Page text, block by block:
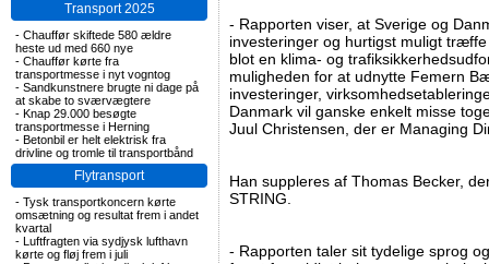
Transport 2025
- Chauffør skiftede 580 ældre
heste ud med 660 nye
- Chauffør kørte fra
transportmesse i nyt vogntog
- Sandkunstnere brugte ni dage på
at skabe to sværvægtere
- Knap 29.000 besøgte
transportmesse i Herning
- Betonbil er helt elektrisk fra
drivline og tromle til transportbånd
Flytransport
- Tysk transportkoncern kørte
omsætning og resultat frem i andet
kvartal
- Luftfragten via sydjysk lufthavn
kørte og fløj frem i juli
- Rapporten viser, at Sverige og
investeringer og hurtigst muligt
blot en klima- og
muligheden for at udnytte Femern
investeringer,
Danmark vil ganske enkelt misse
Juul Christensen, der er Managing
Han suppleres af Thomas Becker,
STRING.
- Rapporten taler sit tydelige sprog